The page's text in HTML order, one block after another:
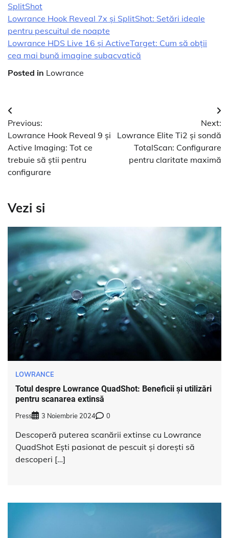
SplitShot
Lowrance Hook Reveal 7x și SplitShot: Setări ideale
pentru pescuitul de noapte
Lowrance HDS Live 16 și ActiveTarget: Cum să obții
cea mai bună imagine subacvatică
Posted in Lowrance
Navigare
în
articole
Previous:
Lowrance Hook Reveal 9 și
Active Imaging: Tot ce
trebuie să știi pentru
configurare
Next:
Lowrance Elite Ti2 și sondă
TotalScan: Configurare
pentru claritate maximă
Vezi si
LOWRANCE
Totul despre Lowrance QuadShot: Beneficii și utilizări
pentru scanarea extinsă
Press 3 Noiembrie 2024 0
Descoperă puterea scanării extinse cu Lowrance
QuadShot Ești pasionat de pescuit și dorești să
descoperi […]